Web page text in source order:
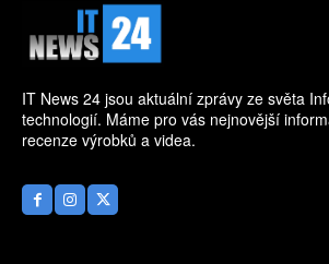
IT News 24 jsou aktuální zprávy ze světa
technologií. Máme pro vás nejnovější
recenze výrobků a videa.